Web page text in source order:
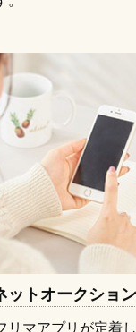
ットオークショ
リマアプリが定着